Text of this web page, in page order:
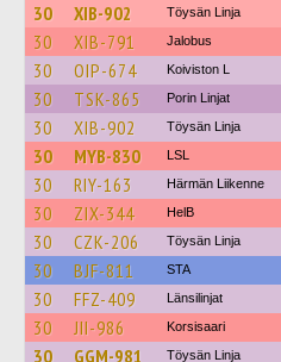
30 XIB-902 Töysän Linja
30 XIB-791 Jalobus
30 OIP-674 Koiviston L
30 TSK-865 Porin Linjat
30 XIB-902 Töysän Linja
30 MYB-830 LSL
30 RIY-163 Härmän Liikenne
30 ZIX-344 HelB
30 CZK-206 Töysän Linja
30 BJF-811 STA
30 FFZ-409 Länsilinjat
30 JII-986 Korsisaari
30 GGM-981 Töysän Linja